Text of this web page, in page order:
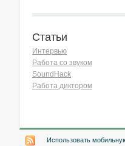
Статьи
Интервью
Работа со звуком
SoundHack
Работа диктором
Использовать